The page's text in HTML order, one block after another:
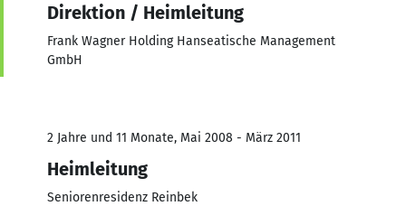
Direktion / Heimleitung
Frank Wagner Holding Hanseatische Management
GmbH
2 Jahre und 11 Monate, Mai 2008 - März 2011
Heimleitung
Seniorenresidenz Reinbek